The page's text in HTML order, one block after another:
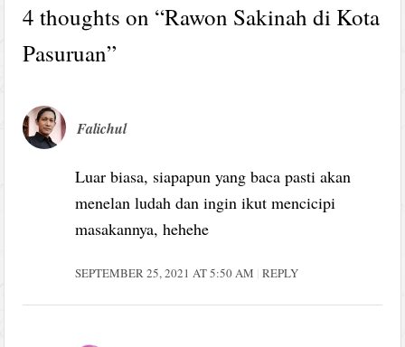
4 thoughts on “Rawon Sakinah di Kota
Pasuruan”
Falichul
Luar biasa, siapapun yang baca pasti akan
menelan ludah dan ingin ikut mencicipi
masakannya, hehehe
SEPTEMBER 25, 2021 AT 5:50 AM REPLY